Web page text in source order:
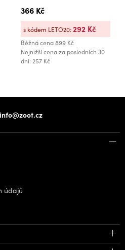
366 Kč
Běžná cena899 Kč
Nejnižší cena za posledních 30
dní: 257 Kč
s kódem LETO20:292 Kč
info@zoot.cz
údajů